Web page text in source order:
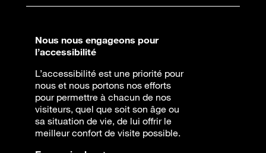
Nous nous engageons pour
l’accessibilité
L’accessibilité est une priorité pour
nous et nous portons nos efforts
pour permettre à chacun de nos
visiteurs, quel que soit son âge ou
sa situation de vie, de lui offrir le
meilleur confort de visite possible.